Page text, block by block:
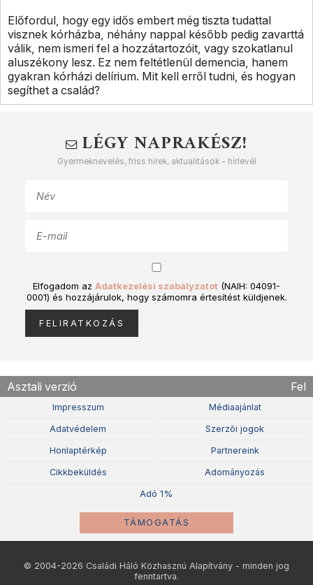
Előfordul, hogy egy idős embert még tiszta tudattal
visznek kórházba, néhány nappal később pedig zavarttá
válik, nem ismeri fel a hozzátartozóit, vagy szokatlanul
aluszékony lesz. Ez nem feltétlenül demencia, hanem
gyakran kórházi delírium. Mit kell erről tudni, és hogyan
segíthet a család?
LÉGY NAPRAKÉSZ!
Gyermeknevelés, friss hírek, aktualitások - hírlevél
Elfogadom az Adatkezelési szabályzatot (NAIH: 04091-
0001) és hozzájárulok, hogy számomra értesítést küldjenek.
Asztali verzió Fel
Impresszum Médiaajánlat
Adatvédelem Szerzõi jogok
Honlaptérkép Partnereink
Cikkbeküldés Adományozás
Adó 1%
TÁMOGATÁS
© 2004-2026 Családi Háló Közhasznú Alapítvány - minden jog
fenntartva.